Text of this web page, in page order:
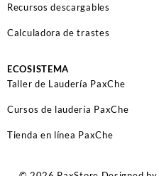
Recursos descargables
Calculadora de trastes
ECOSISTEMA
Taller de Laudería PaxChe
Cursos de laudería PaxChe
Tienda en línea PaxChe